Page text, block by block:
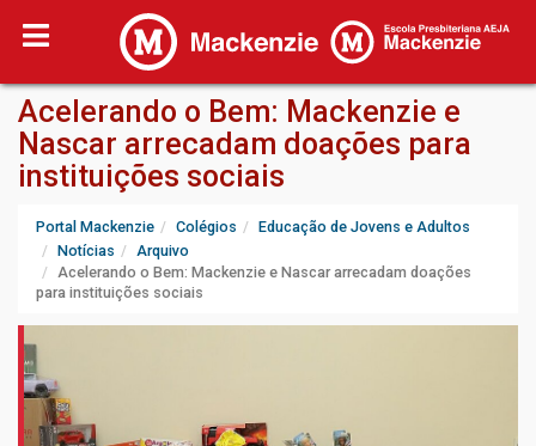
Acelerando o Bem: Mackenzie e
Nascar arrecadam doações para
instituições sociais
Portal Mackenzie Colégios
Educação de Jovens e Adultos
Notícias
Arquivo
Acelerando o Bem: Mackenzie e Nascar arrecadam doações
para instituições sociais